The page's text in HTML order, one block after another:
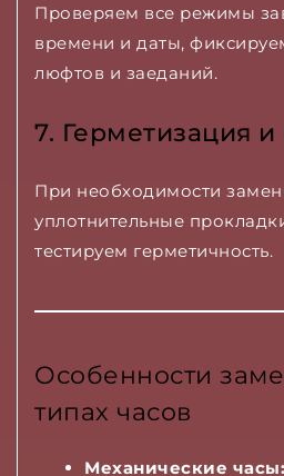
Проверяем все режимы
времени и даты,
люфтов и заеданий.
7. Герметизация и
При необходимости
уплотнительные
тестируем герметичность.
Особенности
типах часов
Механические часы: